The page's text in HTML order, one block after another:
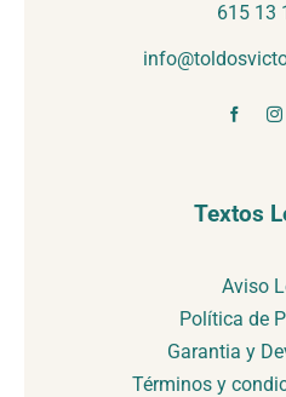
Textos
Aviso
Política de
Garantia y
Términos y
615 13